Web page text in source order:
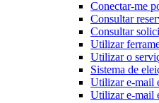
Conectar-me
Consultar
Consultar
Utilizar
Utilizar o
Sistema de
Utilizar e-mail
Utilizar e-mail